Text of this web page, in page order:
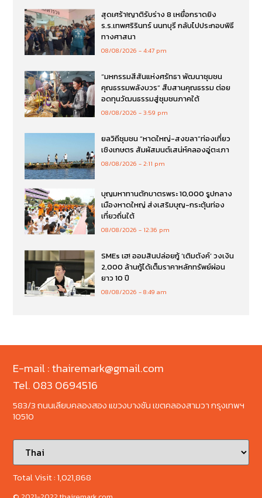
สุดเศร้า!ญาติรับร่าง 8 เหยื่อกราดยิง
ร.ร.เทพศริรินทร์ นนทบุรี กลับไปประกอบพิธี
ทางศาสนา
08/08/2026 4:47 pm
“มหกรรมสีสันแห่งศรัทธา พัฒนาชุมชน
คุณธรรมพลังบวร” สืบสานคุณธรรม ต่อย
อดทุนวัฒนธรรมสู่ชุมชนภาคใต้
08/08/2026 3:59 pm
ยลวิถีชุมชน “หาดใหญ่-สงขลา”ท่องเที่ยว
เชิงเกษตร สัมผัสมนต์เสน่ห์คลองอู่ตะเภา
08/08/2026 2:11 pm
บุญมหาทานตักบาตรพระ 10,000 รูปกลาง
เมืองหาดใหญ่ ส่งเสริมบุญ-กระตุ้นท่อง
เที่ยวถิ่นใต้
08/08/2026 12:36 pm
SMEs เฮ! ออมสินปล่อยกู้ ‘เติมตังค์’ วงเงิน
2,000 ล้านกู้ได้เต็มราคาหลักทรัพย์ผ่อน
ยาว 10 ปี
08/08/2026 8:49 am
E-mail : thairemark@gmail.com
Tel. 083 0694516
583/3 ถนนเลียบคลองสอง แขวงบางชัน เขตคลองสามวา กรุงเทพฯ
10510
Total Visit :1,021,868